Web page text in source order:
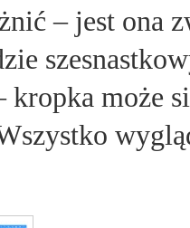
– jest ona
kropka może